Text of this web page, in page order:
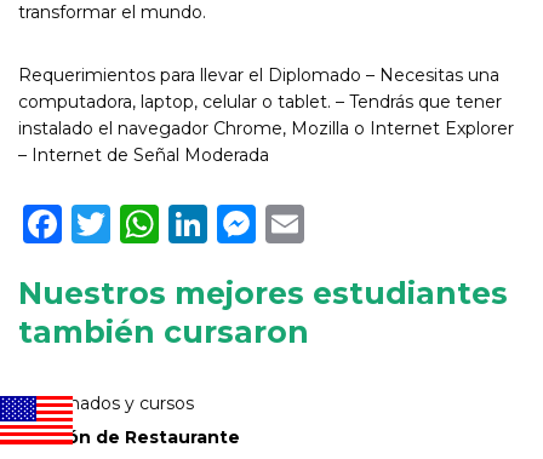
transformar el mundo.
Requerimientos para llevar el Diplomado – Necesitas una
computadora, laptop, celular o tablet. – Tendrás que tener
instalado el navegador Chrome, Mozilla o Internet Explorer
– Internet de Señal Moderada
Facebook
Twitter
WhatsApp
LinkedIn
Messenger
Nuestros mejores estudiantes
también cursaron
Diplomados y cursos
Gestión de Restaurante